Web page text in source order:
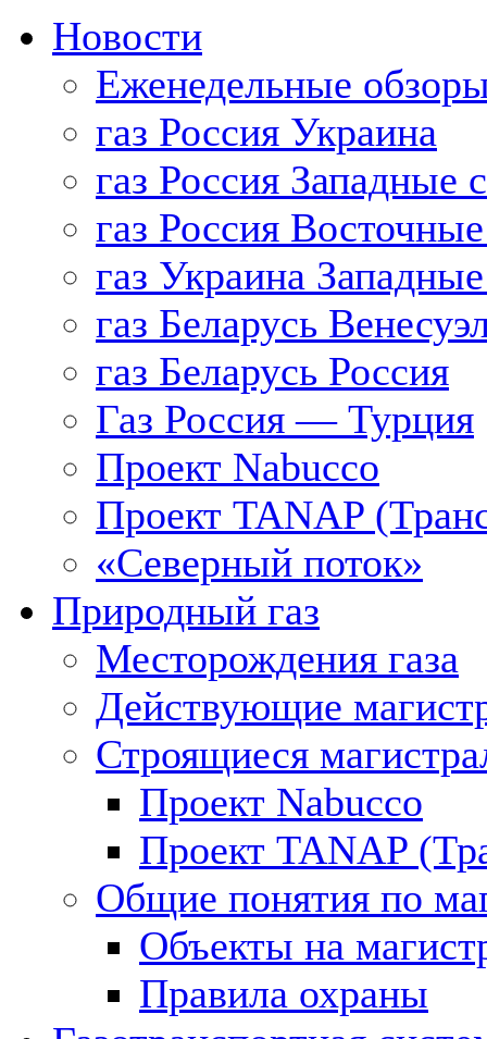
Новости
Еженедельные
газ Россия Украина
газ Россия Западные
газ Россия
газ Украина
газ Беларусь
газ Беларусь Россия
Газ Россия — Турция
Проект Nabucco
Проект TANAP
«Северный поток»
Природный газ
Месторождения газа
Действующие
Строящиеся
Проект Nabucco
Проект TANAP
Общие понятия по
Объекты на
Правила охраны